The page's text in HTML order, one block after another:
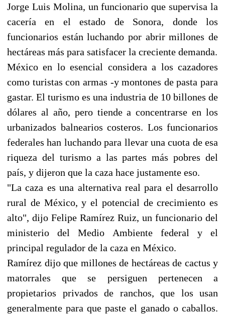
Jorge Luis Molina, un funcionario que supervisa la
cacería en el estado de Sonora, donde los
funcionarios están luchando por abrir millones de
hectáreas más para satisfacer la creciente demanda.
México en lo esencial considera a los cazadores
como turistas con armas -y montones de pasta para
gastar. El turismo es una industria de 10 billones de
dólares al año, pero tiende a concentrarse en los
urbanizados balnearios costeros. Los funcionarios
federales han luchando para llevar una cuota de esa
riqueza del turismo a las partes más pobres del
país, y dijeron que la caza hace justamente eso.
"La caza es una alternativa real para el desarrollo
rural de México, y el potencial de crecimiento es
alto", dijo Felipe Ramírez Ruiz, un funcionario del
ministerio del Medio Ambiente federal y el
principal regulador de la caza en México.
Ramírez dijo que millones de hectáreas de cactus y
matorrales que se persiguen pertenecen a
propietarios privados de ranchos, que los usan
generalmente para que paste el ganado o caballos.